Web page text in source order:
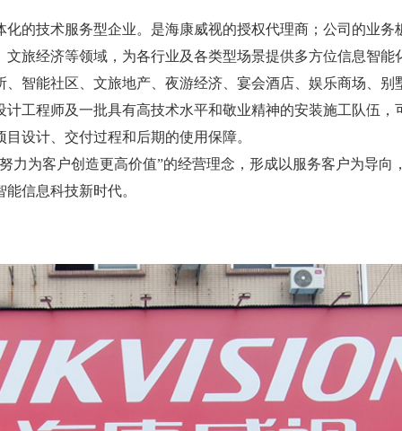
的技术服务型企业。是海康威视的授权代理商；公司的业务
旅经济等领域，为各行业及各类型场景提供多方位信息智
智能社区、文旅地产、夜游经济、宴会酒店、娱乐商场、别
工程师及一批具有高技术水平和敬业精神的安装施工队伍
设计、交付过程和后期的使用保障。
力为客户创造更高价值”的经营理念，形成以服务客户为导
信息科技新时代。